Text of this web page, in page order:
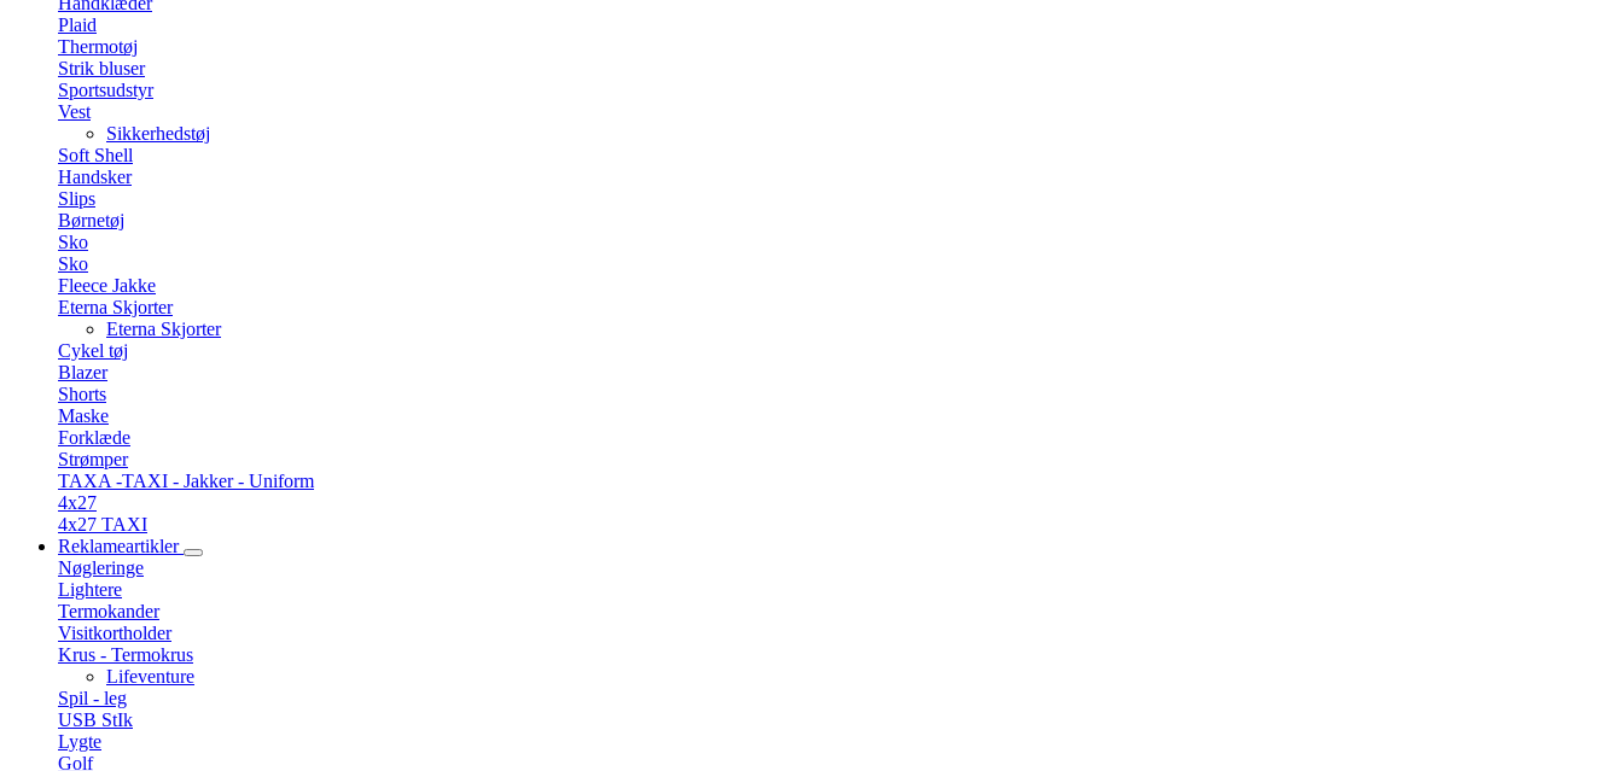
Plaid
Thermotøj
Strik bluser
Sportsudstyr
Vest
Sikkerhedstøj
Soft Shell
Handsker
Slips
Børnetøj
Sko
Sko
Fleece Jakke
Eterna Skjorter
Eterna Skjorter
Cykel tøj
Blazer
Shorts
Maske
Forklæde
Strømper
TAXA -TAXI - Jakker - Uniform
4x27
4x27 TAXI
Reklameartikler
Nøgleringe
Lightere
Termokander
Visitkortholder
Krus - Termokrus
Lifeventure
Spil - leg
USB StIk
Lygte
Golf